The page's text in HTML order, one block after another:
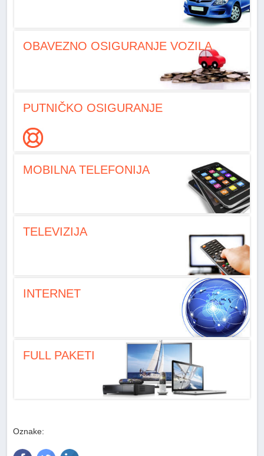
OBAVEZNO OSIGURANJE VOZILA
PUTNIČKO OSIGURANJE
MOBILNA TELEFONIJA
TELEVIZIJA
INTERNET
FULL PAKETI
Oznake: